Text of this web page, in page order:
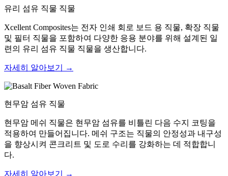
유리 섬유 직물 직물
Xcellent Composites는 전자 인쇄 회로 보드 용 직물, 확장 직물
및 필터 직물을 포함하여 다양한 응용 분야를 위해 설계된 일
련의 유리 섬유 직물 직물을 생산합니다.
자세히 알아보기 →
현무암 섬유 직물
현무암 메쉬 직물은 현무암 섬유를 비틀린 다음 수지 코팅을
적용하여 만들어집니다. 메쉬 구조는 직물의 안정성과 내구성
을 향상시켜 콘크리트 및 도로 수리를 강화하는 데 적합합니
다.
자세히 알아보기 →